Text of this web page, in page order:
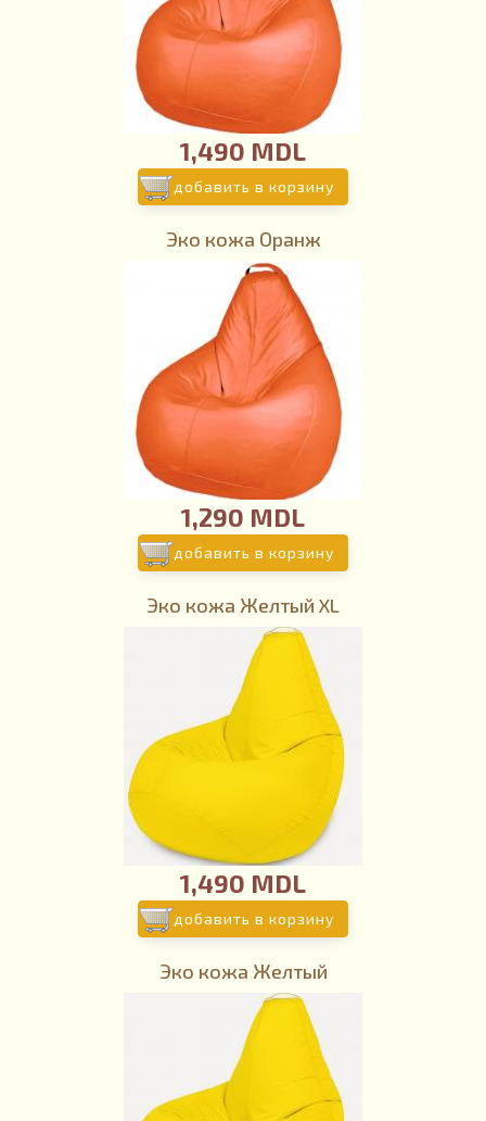
1,490 MDL
добавить в корзину
Эко кожа Оранж
1,290 MDL
добавить в корзину
Эко кожа Желтый XL
1,490 MDL
добавить в корзину
Эко кожа Желтый